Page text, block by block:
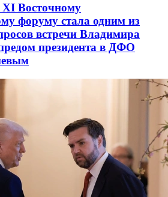
XI Восточному
форуму стала одним из
встречи Владимира
президента в ДФО